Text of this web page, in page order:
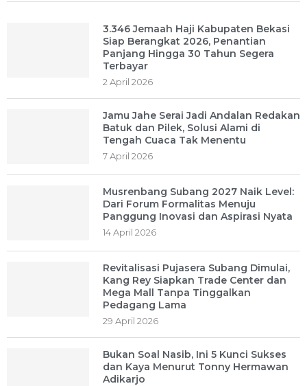
3.346 Jemaah Haji Kabupaten Bekasi
Siap Berangkat 2026, Penantian
Panjang Hingga 30 Tahun Segera
Terbayar
2 April 2026
Jamu Jahe Serai Jadi Andalan Redakan
Batuk dan Pilek, Solusi Alami di
Tengah Cuaca Tak Menentu
7 April 2026
Musrenbang Subang 2027 Naik Level:
Dari Forum Formalitas Menuju
Panggung Inovasi dan Aspirasi Nyata
14 April 2026
Revitalisasi Pujasera Subang Dimulai,
Kang Rey Siapkan Trade Center dan
Mega Mall Tanpa Tinggalkan
Pedagang Lama
29 April 2026
Bukan Soal Nasib, Ini 5 Kunci Sukses
dan Kaya Menurut Tonny Hermawan
Adikarjo